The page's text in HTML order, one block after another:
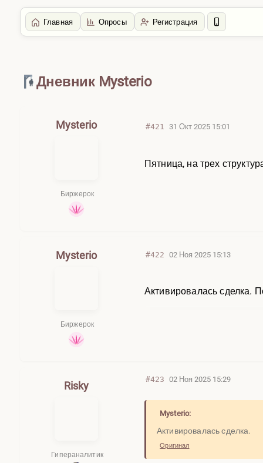
Главная Опросы Регистрация
Главная / Дневники
Дневник Mysterio
Mysterio
Биржерок
#421 31 Окт 2025 15:01
Пятница, на трех
Mysterio
Биржерок
#422 02 Ноя 2025 15:13
Активировалась сделка.
Risky
Гипераналитик
#423 02 Ноя 2025 15:29
Mysterio:
Активировалась сделка.
Оригинал